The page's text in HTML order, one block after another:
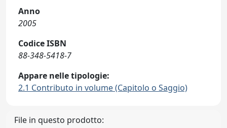
Anno
2005
Codice ISBN
88-348-5418-7
Appare nelle tipologie:
2.1 Contributo in volume (Capitolo o Saggio)
File in questo prodotto: